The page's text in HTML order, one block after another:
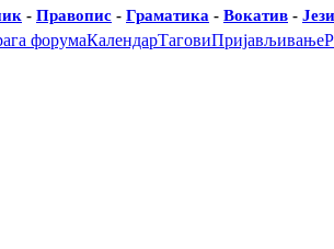
- Правопис - Граматика - Вокатив -
форумаКалендарТаговиПријављивање